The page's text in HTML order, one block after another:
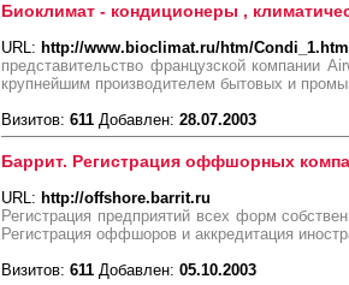
Биоклимат - кондиционеры ,
URL: http://www.bioclimat.ru/htm/
представительство французской компании
крупнейшим производителем бытовых и
Визитов: 611 Добавлен: 28.07.2003
Баррит. Регистрация оффшорных
URL: http://offshore.barrit.ru
Регистрация предприятий всех форм
Регистрация оффшоров и аккредитация
Визитов: 611 Добавлен: 05.10.2003